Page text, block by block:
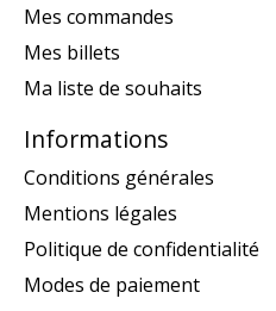
Mes commandes
Mes billets
Ma liste de souhaits
Informations
Conditions générales
Mentions légales
Politique de confidentialité
Modes de paiement